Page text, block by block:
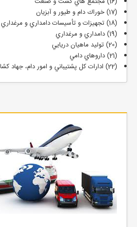
(17) خوراك دام و طيور و آبزيان
(18) تجهيزات و تأسيسات دامداري و مرغداري
(19) دامداري و مرغداري
(20) توليد ماهيان دريايي
(21) داروهاي دامي
(22) ادارات كل پشتيباني و امور دام، جهاد كشاورزي، دامپزشكي